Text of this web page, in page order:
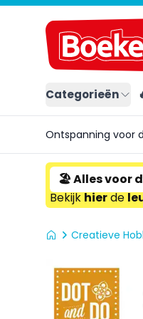
Categorieën
Ontspanning voor
🏖️ Alles voor
Bekijkhierde
Creatieve